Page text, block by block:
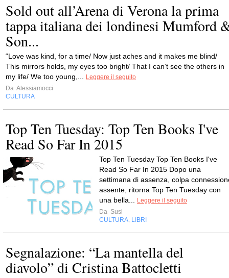
Sold out all’Arena di Verona la prima
tappa italiana dei londinesi Mumford
Son...
“Love was kind, for a time/ Now just aches and it makes me blind/
This mirrors holds, my eyes too bright/ That I can’t see the others in
my life/ We too young,... Leggere il seguito
Da Alessiamocci
CULTURA
Top Ten Tuesday: Top Ten Books I've
Read So Far In 2015
Top Ten Tuesday Top Ten Books I've
Read So Far In 2015 Dopo una
settimana di assenza, colpa
assente, ritorna Top Ten Tuesday con
una bella... Leggere il seguito
Da Susi
CULTURA, LIBRI
Segnalazione: “La mantella del
diavolo” di Cristina Battocletti